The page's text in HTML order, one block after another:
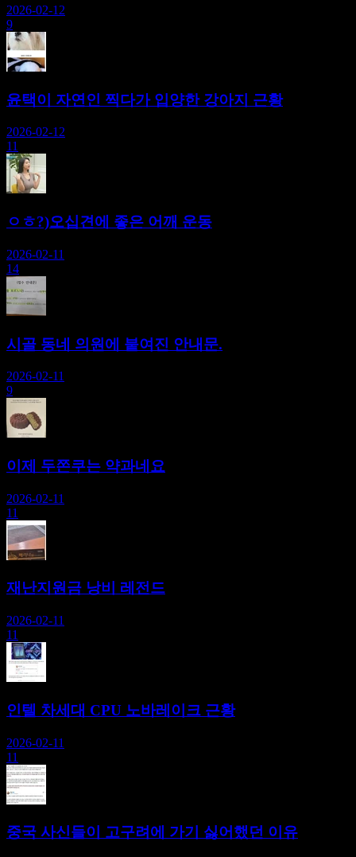
2026-02-12
9
윤택이 자연인 찍다가 입양한 강아지 근황
2026-02-12
11
ㅇㅎ?)오십견에 좋은 어깨 운동
2026-02-11
14
시골 동네 의원에 붙여진 안내문.
2026-02-11
9
이제 두쫀쿠는 약과네요
2026-02-11
11
재난지원금 낭비 레전드
2026-02-11
11
인텔 차세대 CPU 노바레이크 근황
2026-02-11
11
중국 사신들이 고구려에 가기 싫어했던 이유